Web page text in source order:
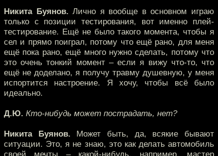
Никита Буянов. Лично я вообще в основном играю
только с позиции тестирования, вот именно плей-
тестирование. Ещё не было такого момента, чтобы я
сел и прямо поиграл, потому что ещё рано, для меня
ещё пока рано, ещё много нужно сделать, потому что
это очень тонкий момент – если я вижу что-то, что
ещё не доделано, я получу травму душевную, у меня
испортится настроение. Я хочу, чтобы всё было
идеально.
Д.Ю. Кто-нибудь может пострадать, нет?
Никита Буянов. Может быть, да, всякие бывают
ситуации. Это, я не знаю, это как делать автомобиль